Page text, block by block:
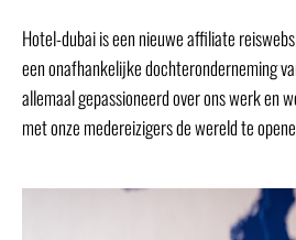
Hotel-dubai is een nieuwe affiliate
een onafhankelijke dochteronderneming
allemaal gepassioneerd over ons werk en
met onze medereizigers de wereld te